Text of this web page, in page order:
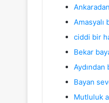
Amasyalı
ciddi bir
Bekar
Aydından
Bayan
Mutluluk